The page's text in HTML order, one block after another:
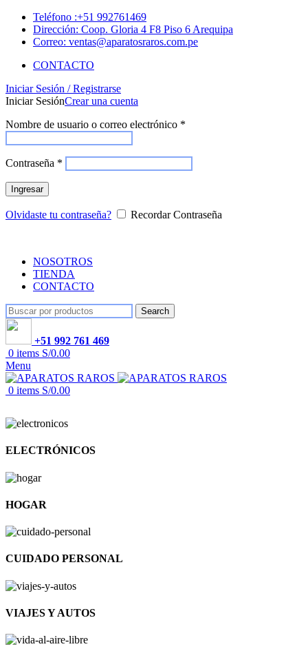
Teléfono :+51 992761469
Dirección: Coop. Gloria 4 F8 Piso 6 Arequipa
Correo: ventas@aparatosraros.com.pe
CONTACTO
Iniciar Sesión / Registrarse
Iniciar SesiónCrear una cuenta
Nombre de usuario o correo electrónico *
Contraseña *
Ingresar
Olvidaste tu contraseña? Recordar Contraseña
NOSOTROS
TIENDA
CONTACTO
Search
+51 992 761 469
0 items S/0.00
Menu
0 items S/0.00
ELECTRÓNICOS
HOGAR
CUIDADO PERSONAL
VIAJES Y AUTOS